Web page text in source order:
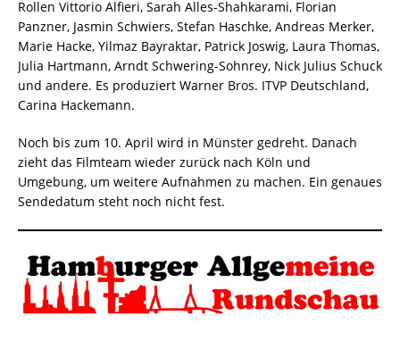
Rollen Vittorio Alfieri, Sarah Alles-Shahkarami, Florian
Panzner, Jasmin Schwiers, Stefan Haschke, Andreas Merker,
Marie Hacke, Yilmaz Bayraktar, Patrick Joswig, Laura Thomas,
Julia Hartmann, Arndt Schwering-Sohnrey, Nick Julius Schuck
und andere. Es produziert Warner Bros. ITVP Deutschland,
Carina Hackemann.
Noch bis zum 10. April wird in Münster gedreht. Danach
zieht das Filmteam wieder zurück nach Köln und
Umgebung, um weitere Aufnahmen zu machen. Ein genaues
Sendedatum steht noch nicht fest.